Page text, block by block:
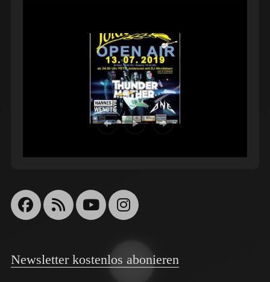
Facebook
FeedYouTube
Instagram
Newsletter kostenlos abonieren